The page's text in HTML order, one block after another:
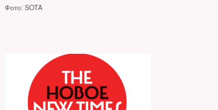
Фото: SOTA
минимум до 7 января 2022 года